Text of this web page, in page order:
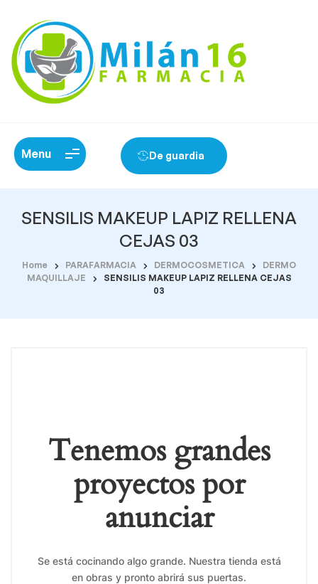
Menu De guardia
SENSILIS MAKEUP LAPIZ RELLENA
CEJAS 03
Home PARAFARMACIA DERMOCOSMETICA
DERMO
MAQUILLAJE
SENSILIS MAKEUP LAPIZ RELLENA CEJAS
03
Tenemos grandes
proyectos por
anunciar
Se está cocinando algo grande. Nuestra tienda está
en obras y pronto abrirá sus puertas.